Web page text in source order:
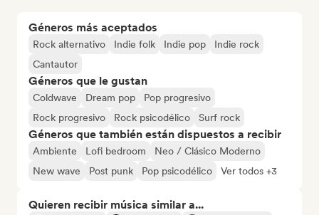
Géneros más aceptados
Rock alternativo Indie folk Indie pop
Indie rock
Cantautor
Géneros que le gustan
Coldwave Dream pop
Pop progresivo
Rock progresivo
Rock psicodélico Surf rock
Géneros que también están dispuestos a recibir
Ambiente Lofi bedroom
Neo / Clásico Moderno
New wave
Post punk Pop psicodélico Ver todos +3
Quieren recibir música similar a...